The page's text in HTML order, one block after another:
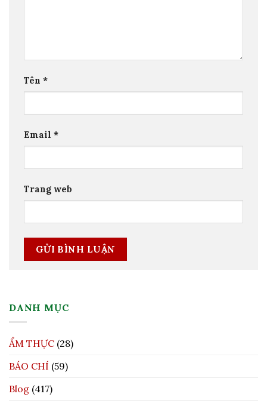
Tên *
Email *
Trang web
DANH MỤC
ẨM THỰC (28)
BÁO CHÍ (59)
Blog (417)